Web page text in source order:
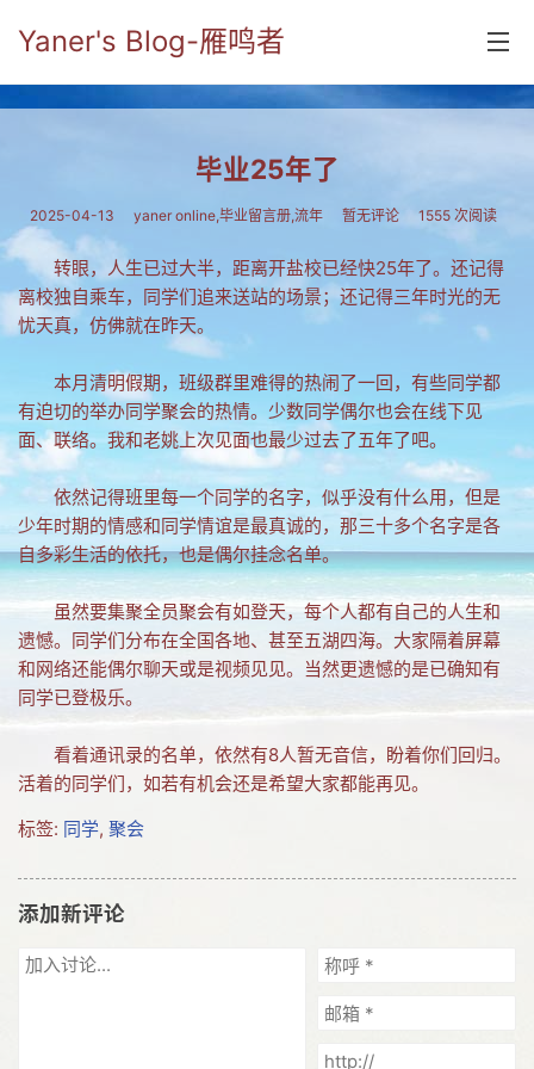
Yaner's Blog-雁鸣者
分类
毕业留言册
五笔难啊
流行.时代.天下
网络新事物
收藏.经典
网友情怀
链接
Nav
留言
毕业25年了
2025-04-13 yaner online,毕业留言册,流年 暂无评论 1555 次阅读
转眼，人生已过大半，距离开盐校已经快25年了。还记得
离校独自乘车，同学们追来送站的场景；还记得三年时光的无
忧天真，仿佛就在昨天。
本月清明假期，班级群里难得的热闹了一回，有些同学都
有迫切的举办同学聚会的热情。少数同学偶尔也会在线下见
面、联络。我和老姚上次见面也最少过去了五年了吧。
依然记得班里每一个同学的名字，似乎没有什么用，但是
少年时期的情感和同学情谊是最真诚的，那三十多个名字是各
自多彩生活的依托，也是偶尔挂念名单。
虽然要集聚全员聚会有如登天，每个人都有自己的人生和
遗憾。同学们分布在全国各地、甚至五湖四海。大家隔着屏幕
和网络还能偶尔聊天或是视频见见。当然更遗憾的是已确知有
同学已登极乐。
看着通讯录的名单，依然有8人暂无音信，盼着你们回归。
活着的同学们，如若有机会还是希望大家都能再见。
标签: 同学, 聚会
添加新评论